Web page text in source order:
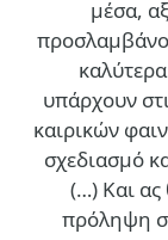
μέσα,
υπάρχουν
καιρικών
σχεδιασμό
(…) Και ας
πρόληψη